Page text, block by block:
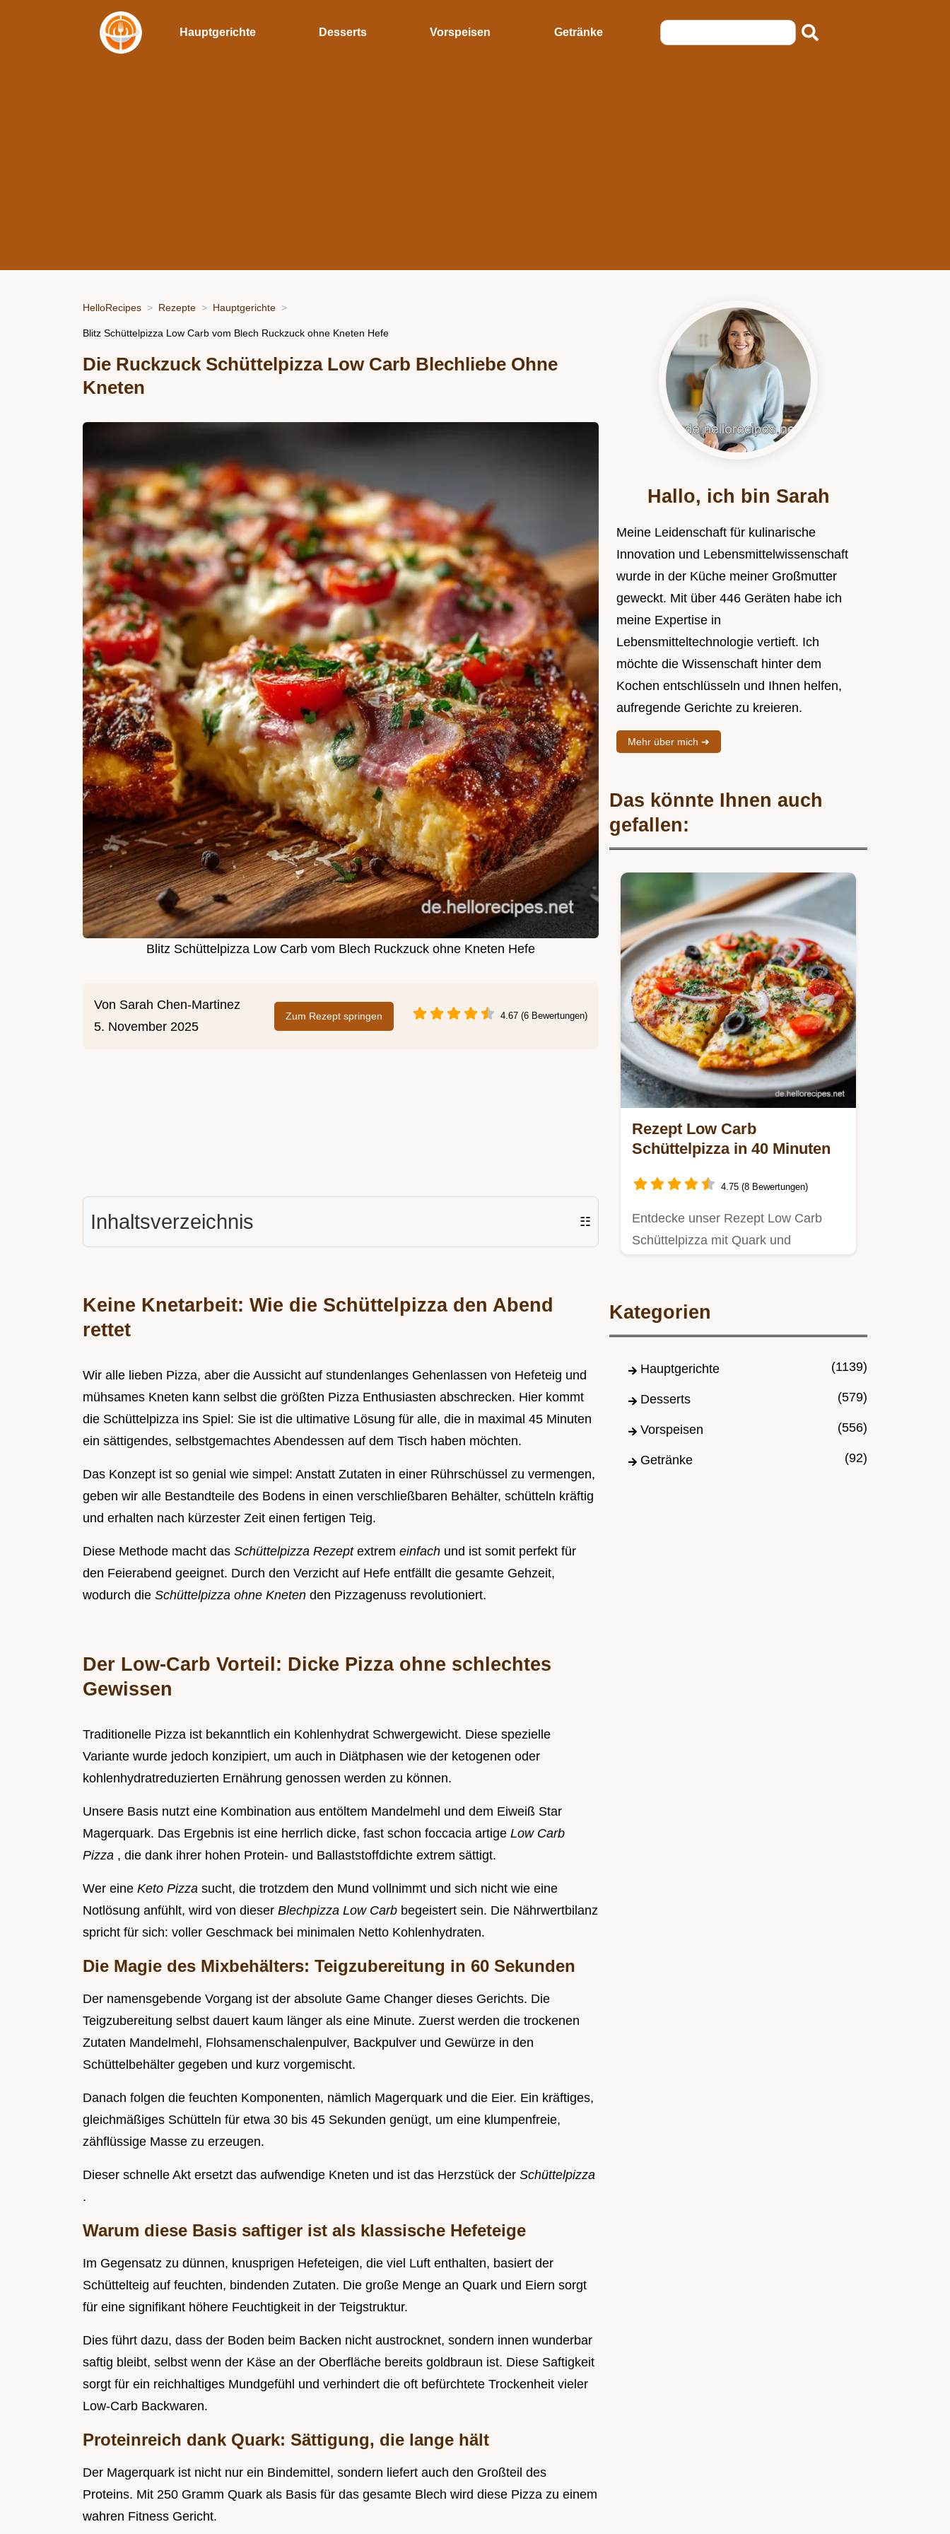
Hauptgerichte Desserts Vorspeisen Getränke
HelloRecipes Rezepte Hauptgerichte
Blitz Schüttelpizza Low Carb vom Blech Ruckzuck ohne Kneten Hefe
Die Ruckzuck Schüttelpizza Low Carb Blechliebe Ohne
Kneten
Blitz Schüttelpizza Low Carb vom Blech Ruckzuck ohne Kneten Hefe
Von Sarah Chen-Martinez
5. November 2025
Zum Rezept springen 4.67 (6 Bewertungen)
Inhaltsverzeichnis ☷
Keine Knetarbeit: Wie die Schüttelpizza den Abend
rettet
Wir alle lieben Pizza, aber die Aussicht auf stundenlanges Gehenlassen von Hefeteig und
mühsames Kneten kann selbst die größten Pizza Enthusiasten abschrecken. Hier kommt
die Schüttelpizza ins Spiel: Sie ist die ultimative Lösung für alle, die in maximal 45 Minuten
ein sättigendes, selbstgemachtes Abendessen auf dem Tisch haben möchten.
Das Konzept ist so genial wie simpel: Anstatt Zutaten in einer Rührschüssel zu vermengen,
geben wir alle Bestandteile des Bodens in einen verschließbaren Behälter, schütteln kräftig
und erhalten nach kürzester Zeit einen fertigen Teig.
Diese Methode macht das Schüttelpizza Rezept extrem einfach und ist somit perfekt für
den Feierabend geeignet. Durch den Verzicht auf Hefe entfällt die gesamte Gehzeit,
wodurch die Schüttelpizza ohne Kneten den Pizzagenuss revolutioniert.
Der Low-Carb Vorteil: Dicke Pizza ohne schlechtes
Gewissen
Traditionelle Pizza ist bekanntlich ein Kohlenhydrat Schwergewicht. Diese spezielle
Variante wurde jedoch konzipiert, um auch in Diätphasen wie der ketogenen oder
kohlenhydratreduzierten Ernährung genossen werden zu können.
Unsere Basis nutzt eine Kombination aus entöltem Mandelmehl und dem Eiweiß Star
Magerquark. Das Ergebnis ist eine herrlich dicke, fast schon foccacia artige Low Carb
Pizza , die dank ihrer hohen Protein- und Ballaststoffdichte extrem sättigt.
Wer eine Keto Pizza sucht, die trotzdem den Mund vollnimmt und sich nicht wie eine
Notlösung anfühlt, wird von dieser Blechpizza Low Carb begeistert sein. Die Nährwertbilanz
spricht für sich: voller Geschmack bei minimalen Netto Kohlenhydraten.
Die Magie des Mixbehälters: Teigzubereitung in 60 Sekunden
Der namensgebende Vorgang ist der absolute Game Changer dieses Gerichts. Die
Teigzubereitung selbst dauert kaum länger als eine Minute. Zuerst werden die trockenen
Zutaten Mandelmehl, Flohsamenschalenpulver, Backpulver und Gewürze in den
Schüttelbehälter gegeben und kurz vorgemischt.
Danach folgen die feuchten Komponenten, nämlich Magerquark und die Eier. Ein kräftiges,
gleichmäßiges Schütteln für etwa 30 bis 45 Sekunden genügt, um eine klumpenfreie,
zähflüssige Masse zu erzeugen.
Dieser schnelle Akt ersetzt das aufwendige Kneten und ist das Herzstück der Schüttelpizza
.
Warum diese Basis saftiger ist als klassische Hefeteige
Im Gegensatz zu dünnen, knusprigen Hefeteigen, die viel Luft enthalten, basiert der
Schüttelteig auf feuchten, bindenden Zutaten. Die große Menge an Quark und Eiern sorgt
für eine signifikant höhere Feuchtigkeit in der Teigstruktur.
Dies führt dazu, dass der Boden beim Backen nicht austrocknet, sondern innen wunderbar
saftig bleibt, selbst wenn der Käse an der Oberfläche bereits goldbraun ist. Diese Saftigkeit
sorgt für ein reichhaltiges Mundgefühl und verhindert die oft befürchtete Trockenheit vieler
Low-Carb Backwaren.
Proteinreich dank Quark: Sättigung, die lange hält
Der Magerquark ist nicht nur ein Bindemittel, sondern liefert auch den Großteil des
Proteins. Mit 250 Gramm Quark als Basis für das gesamte Blech wird diese Pizza zu einem
wahren Fitness Gericht.
Hallo, ich bin Sarah
Meine Leidenschaft für kulinarische
Innovation und Lebensmittelwissenschaft
wurde in der Küche meiner Großmutter
geweckt. Mit über 446 Geräten habe ich
meine Expertise in
Lebensmitteltechnologie vertieft. Ich
möchte die Wissenschaft hinter dem
Kochen entschlüsseln und Ihnen helfen,
aufregende Gerichte zu kreieren.
Mehr über mich ➜
Das könnte Ihnen auch
gefallen:
Rezept Low Carb
Schüttelpizza in 40 Minuten
4.75 (8 Bewertungen)
Entdecke unser Rezept Low Carb
Schüttelpizza mit Quark und
Kategorien
Hauptgerichte (1139)
Desserts (579)
Vorspeisen (556)
Getränke (92)